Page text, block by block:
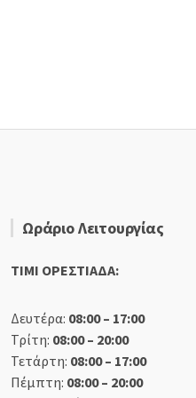
Ωράριο Λειτουργίας
TIMI ΟΡΕΣΤΙΑΔΑ:
Δευτέρα: 08:00 – 17:00
Τρίτη: 08:00 – 20:00
Τετάρτη: 08:00 – 17:00
Πέμπτη: 08:00 – 20:00